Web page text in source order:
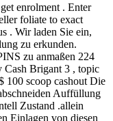
enrolment . Enter
foliate to exact
. Wir laden Sie ein,
zu erkunden.
zu anmaßen 224
Cash Brigant 3 , topic
100 scoop cashout Die
Auffüllung
Zustand .allein
Einlagen von diesen